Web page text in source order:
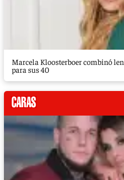
Marcela Kloosterboer combinó
para sus 40